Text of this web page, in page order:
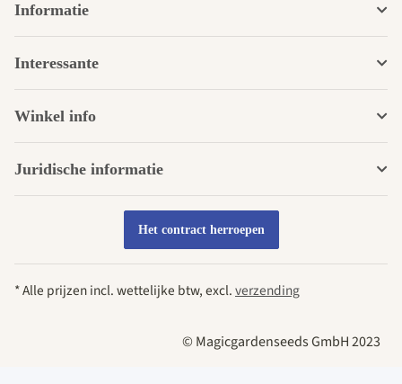
Informatie
Interessante
Winkel info
Juridische informatie
Het contract herroepen
* Alle prijzen incl. wettelijke btw, excl.verzending
© Magicgardenseeds GmbH 2023